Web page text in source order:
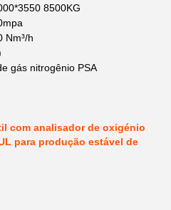
8500KG
Nm³/h
gás nitrogênio PSA
com analisador de oxigénio
para produção estável de